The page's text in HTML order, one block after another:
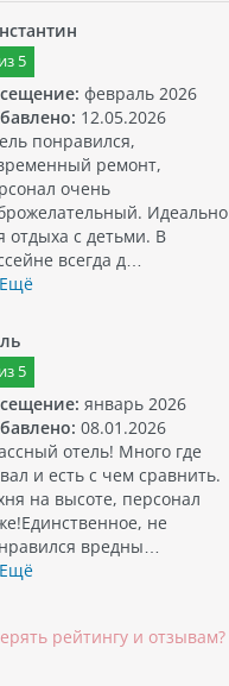
5
февраль 2026
12.05.2026
понравился,
ремонт,
очень
Идеально
отдыха с детьми. В
всегда д…
5
январь 2026
08.01.2026
отель! Много где
и есть с чем сравнить.
на высоте, персонал
не
вредны…
рейтингу и отзывам?